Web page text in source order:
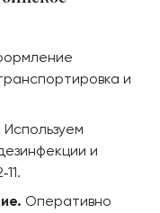
и
Используем
и
Оперативно